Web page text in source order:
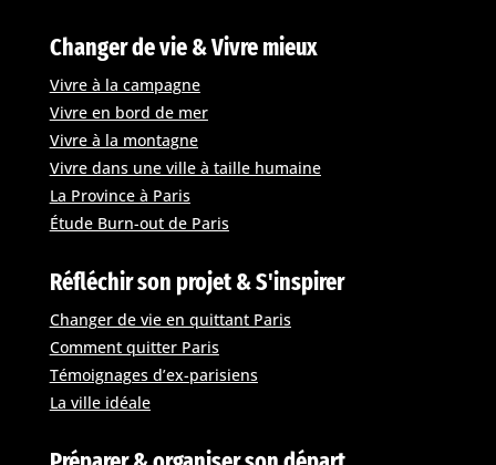
Changer de vie & Vivre mieux
Vivre à la campagne
Vivre en bord de mer
Vivre à la montagne
Vivre dans une ville à taille humaine
La Province à Paris
Étude Burn-out de Paris
Réfléchir son projet & S'inspirer
Changer de vie en quittant Paris
Comment quitter Paris
Témoignages d’ex-parisiens
La ville idéale